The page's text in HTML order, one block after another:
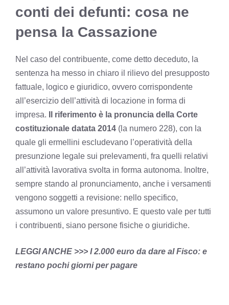
conti dei defunti: cosa ne
pensa la Cassazione
Nel caso del contribuente, come detto deceduto, la
sentenza ha messo in chiaro il rilievo del presupposto
fattuale, logico e giuridico, ovvero corrispondente
all’esercizio dell’attività di locazione in forma di
impresa.
Il riferimento è la pronuncia della Corte
costituzionale datata 2014 (la numero 228), con la
quale gli ermellini escludevano l’operatività della
presunzione legale sui prelevamenti, fra quelli relativi
all’attività lavorativa svolta in forma autonoma. Inoltre,
sempre stando al pronunciamento, anche i versamenti
vengono soggetti a revisione: nello specifico,
assumono un valore presuntivo. E questo vale per tutti
i contribuenti, siano persone fisiche o giuridiche.
LEGGI ANCHE >>> I 2.000 euro da dare al Fisco: e
restano pochi giorni per pagare